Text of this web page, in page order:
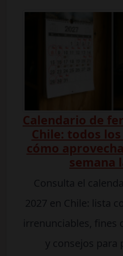
Calendario de
Chile: todos
cómo
semana
Consulta el
2027 en Chile: lista
irrenunciables, fines
y consejos para